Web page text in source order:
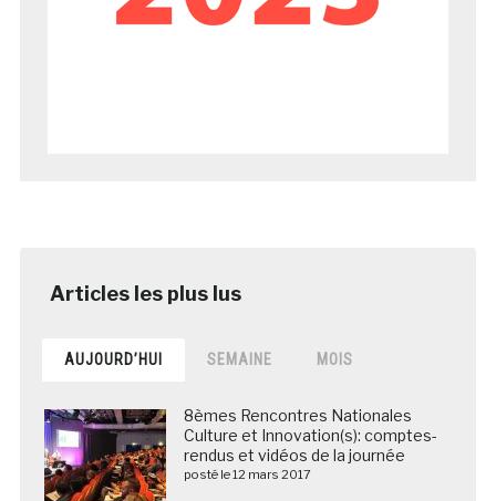
AUJOURD’HUI SEMAINE MOIS
8èmes Rencontres Nationales
Culture et Innovation(s): comptes-
rendus et vidéos de la journée
posté le 12 mars 2017